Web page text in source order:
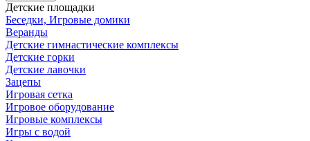
Детские площадки
Беседки, Игровые домики
Веранды
Детские гимнастические комплексы
Детские горки
Детские лавочки
Зацепы
Игровая сетка
Игровое оборудование
Игровые комплексы
Игры с водой